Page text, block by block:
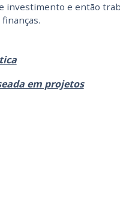
investimento e então
em projetos